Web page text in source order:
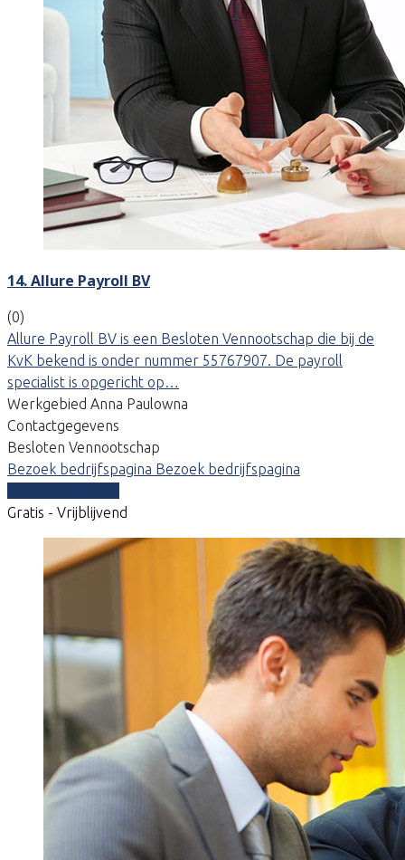
14. Allure Payroll BV
(0)
Allure Payroll BV is een Besloten Vennootschap die bij de
KvK bekend is onder nummer 55767907. De payroll
specialist is opgericht op…
Werkgebied Anna Paulowna
Contactgegevens
Besloten Vennootschap
Bezoek bedrijfspagina Bezoek bedrijfspagina
Gratis - Vrijblijvend